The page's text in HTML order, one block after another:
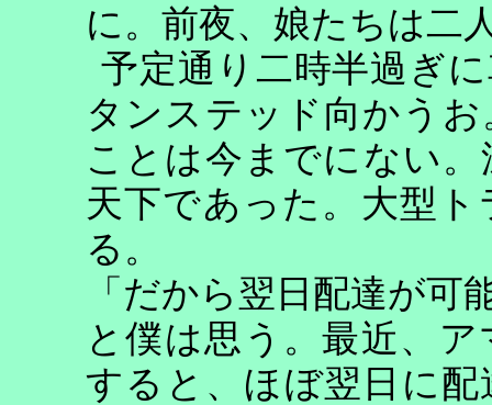
に。前夜、娘たちは二
予定通り二時半過ぎ
タンステッド向かう
ことは今までにない
天下であった。大型
る。
「だから翌日配達が可
と僕は思う。最近、
すると、ほぼ翌日に